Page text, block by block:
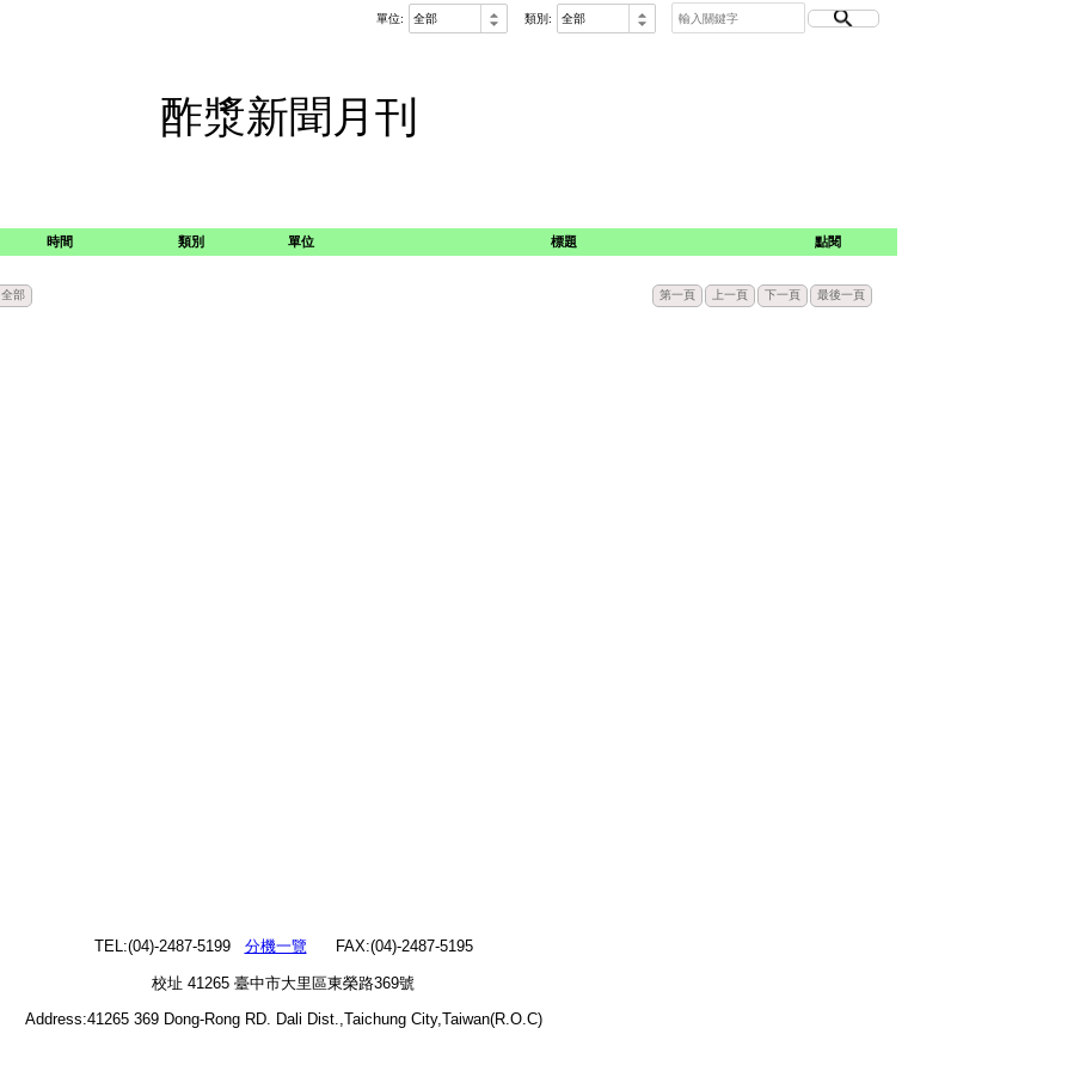
酢漿新聞月刊
單位: 類別:
時間 類別 單位 標題 點閱
全部 第一頁 上一頁 下一頁 最後一頁
TEL:(04)-2487-5199 分機一覽FAX:(04)-2487-5195
校址 41265 臺中市大里區東榮路369號
Address:41265 369 Dong-Rong RD. Dali Dist.,Taichung City,Taiwan(R.O.C)